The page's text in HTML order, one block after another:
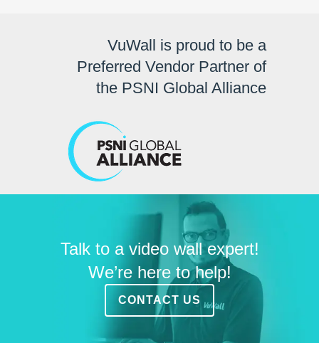
VuWall is proud to be a
Preferred Vendor Partner of
the PSNI Global Alliance
Talk to a video wall expert!
We’re here to help!
CONTACT US